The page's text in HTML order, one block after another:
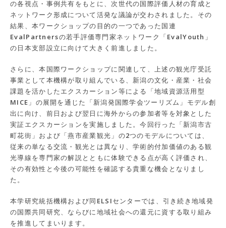
の各視点・事例共有をもとに、次世代の国際評価人材の育成と
ネットワーク形成について活発な議論が交わされました。その
結果、本ワークショップの目的の一つであった国連
EvalPartnersの若手評価専門家ネットワーク「EvalYouth」
の日本支部設立に向けて大きく前進しました。
さらに、本国際ワークショップに関連して、上述の観光庁受託
事業として本機構が取り組んでいる、新潟の文化・産業・社会
課題を活かしたエクスカーション等による「地域資源活用型
MICE」の展開を通じた「新潟発国際学会ツーリズム」モデル創
出に向け、前日および翌日に海外からの参加者等を対象とした
実証エクスカーションを実施しました。今回行った「新潟市古
町花街」および「燕市産業観光」の2つのモデルについては、
従来の単なる交流・観光とは異なり、学術的付加価値のある観
光導線を専門家の解説とともに体験できる点が高く評価され、
その有効性と今後の可能性を確認する貴重な機会となりまし
た。
本学研究統括機構および同ELSIセンターでは、引き続き地域発
の国際共同研究、ならびに地域社会への還元に資する取り組み
を推進してまいります。